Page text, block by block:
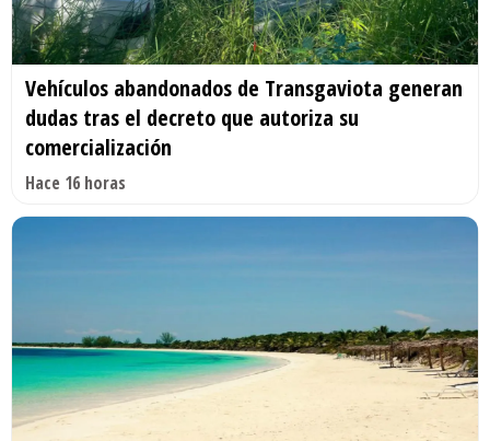
Vehículos abandonados de Transgaviota generan
dudas tras el decreto que autoriza su
comercialización
Hace 16 horas